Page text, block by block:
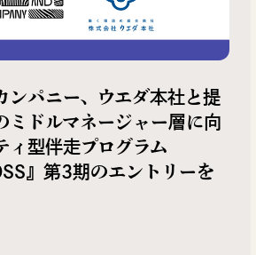
ンパニー、ウエダ本社と提
ミドルマネージャー層に向
ィ型伴走プログラム
』第3期のエントリーを